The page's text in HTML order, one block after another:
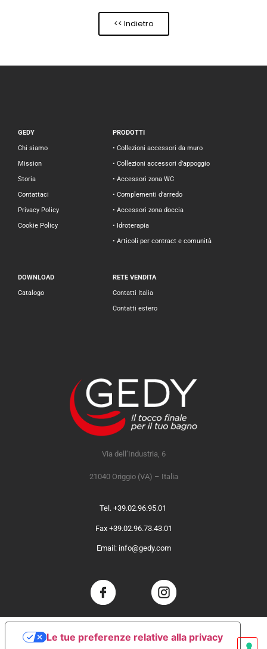
<< Indietro
GEDY
Chi siamo
Mission
Storia
Contattaci
Privacy Policy
Cookie Policy
PRODOTTI
• Collezioni accessori da muro
• Collezioni accessori d’appoggio
• Accessori zona WC
• Complementi d’arredo
• Accessori zona doccia
• Idroterapia
• Articoli per contract e comunità
DOWNLOAD
Catalogo
RETE VENDITA
Contatti Italia
Contatti estero
Via dell’Industria, 6
21040 Origgio (VA) – Italia
Tel. +39.02.96.95.01
Fax +39.02.96.73.43.01
Email: info@gedy.com
Le tue preferenze relative alla privacy